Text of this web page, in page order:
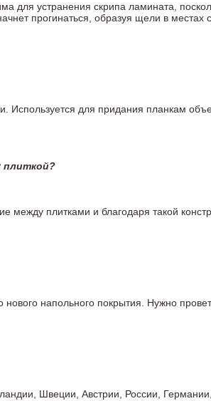
для устранения скрипа ламината,
прогинаться, образуя щели в
Используется для придания планкам
плиткой?
между плитками и благодаря такой
нового напольного покрытия. Нужно
Швеции, Австрии, России,